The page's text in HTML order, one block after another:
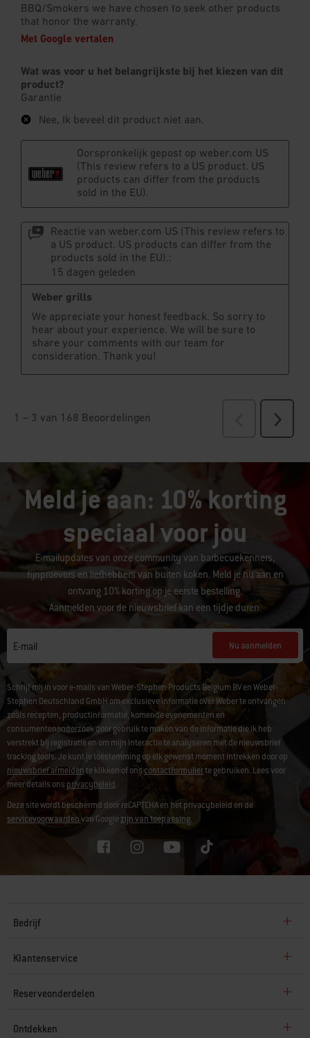
Meld je aan: 10% korting
speciaal voor jou
E-mailupdates van onze community van barbecuekenners,
fijnproevers en liefhebbers van buiten koken. Meld je nu aan en
ontvang 10% korting op je eerste bestelling.
Aanmelden voor de nieuwsbrief kan een tijdje duren.
E-mail Nu aanmelden
Schrijf mij in voor e-mails van Weber-Stephen Products Belgium BV en Weber-
Stephen Deutschland GmbH om exclusieve informatie over Weber te ontvangen
zoals recepten, productinformatie, komende evenementen en
consumentenonderzoek door gebruik te maken van de informatie die ik heb
verstrekt bij registratie en om mijn interactie te analyseren met de nieuwsbrief
tracking tools. Je kunt je toestemming op elk gewenst moment intrekken door op
nieuwsbrief afmeldente klikken of onscontactformulierte gebruiken. Lees voor
meer details onsprivacybeleid.
Deze site wordt beschermd door reCAPTCHA en het privacybeleid en de
servicevoorwaardenvan Googlezijn van toepassing.
Bedrijf
Klantenservice
Reserveonderdelen
Ontdekken